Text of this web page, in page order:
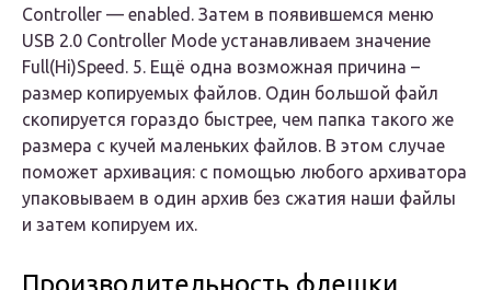
Controller — enabled. Затем в появившемся меню
USB 2.0 Controller Mode устанавливаем значение
Full(Hi)Speed. 5. Ещё одна возможная причина –
размер копируемых файлов. Один большой файл
скопируется гораздо быстрее, чем папка такого же
размера с кучей маленьких файлов. В этом случае
поможет архивация: с помощью любого архиватора
упаковываем в один архив без сжатия наши файлы
и затем копируем их.